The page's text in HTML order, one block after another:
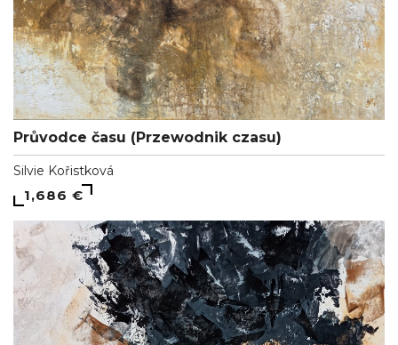
Průvodce času (Przewodnik czasu)
Silvie Kořistková
1,686 €